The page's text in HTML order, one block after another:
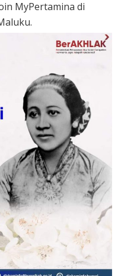
MyPertamina di